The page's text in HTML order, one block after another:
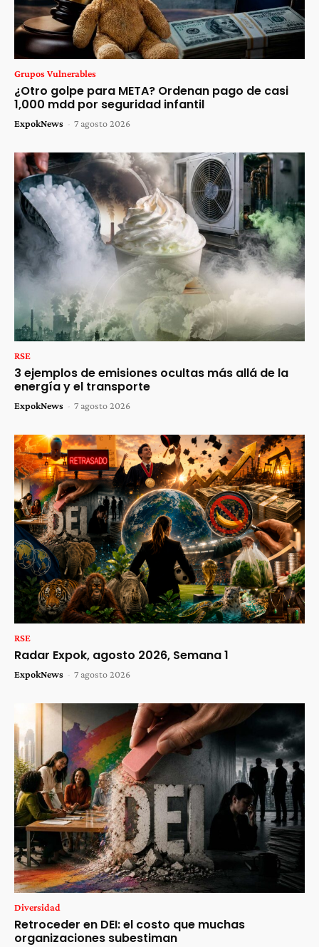
Grupos Vulnerables
¿Otro golpe para META? Ordenan pago de casi
1,000 mdd por seguridad infantil
ExpokNews - 7 agosto 2026
RSE
3 ejemplos de emisiones ocultas más allá de la
energía y el transporte
ExpokNews - 7 agosto 2026
RSE
Radar Expok, agosto 2026, Semana 1
ExpokNews - 7 agosto 2026
Diversidad
Retroceder en DEI: el costo que muchas
organizaciones subestiman